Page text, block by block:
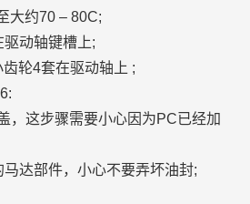
大约70 – 80C;
动轴键槽上;
轮4套在驱动轴上 ;
，这步骤需要小心因为PC已经加
达部件，小心不要弄坏油封;